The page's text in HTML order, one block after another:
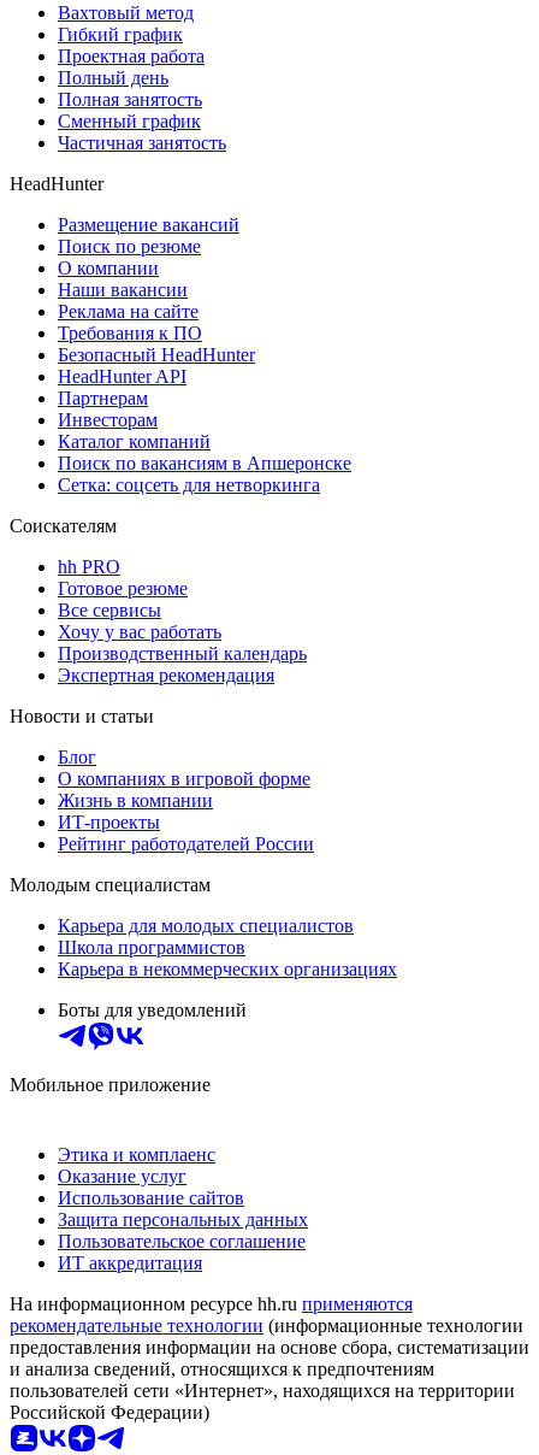
Вахтовый метод
Гибкий график
Проектная работа
Полный день
Полная занятость
Сменный график
Частичная занятость
HeadHunter
Размещение вакансий
Поиск по резюме
О компании
Наши вакансии
Реклама на сайте
Требования к ПО
Безопасный HeadHunter
HeadHunter API
Партнерам
Инвесторам
Каталог компаний
Поиск по вакансиям в Апшеронске
Сетка: соцсеть для нетворкинга
Соискателям
hh PRO
Готовое резюме
Все сервисы
Хочу у вас работать
Производственный календарь
Экспертная рекомендация
Новости и статьи
Блог
О компаниях в игровой форме
Жизнь в компании
ИТ-проекты
Рейтинг работодателей России
Молодым специалистам
Карьера для молодых специалистов
Школа программистов
Карьера в некоммерческих организациях
Боты для уведомлений
Мобильное приложение
Этика и комплаенс
Оказание услуг
Использование сайтов
Защита персональных данных
Пользовательское соглашение
ИТ аккредитация
На информационном ресурсе hh.ru применяются
рекомендательные технологии (информационные технологии
предоставления информации на основе сбора, систематизации
и анализа сведений, относящихся к предпочтениям
пользователей сети «Интернет», находящихся на территории
Российской Федерации)